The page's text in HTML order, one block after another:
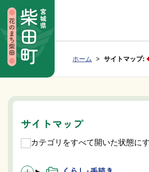
Group NAV 現在位置：
ホーム サイトマップ:
サイトマップ
カテゴリをすべて開いた状態に